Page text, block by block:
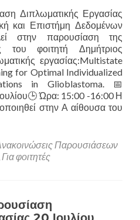
Διπλωματικής Εργασίας
και Επιστήμη Δεδομένων
στην παρουσίαση της
του φοιτητή Δημήτριος
εργασίας:Multistate
for Optimal Individualized
in Glioblastoma. 📅
Ώρα: 15:00 -16:00 Η
στην Α αίθουσα του
Παρουσιάσεων
Για φοιτητές